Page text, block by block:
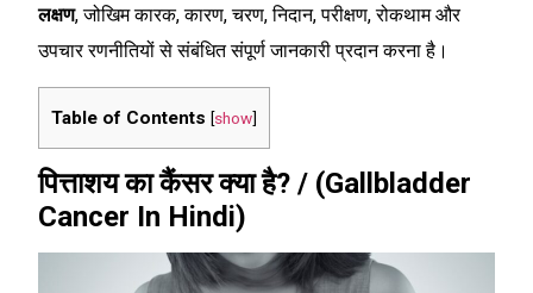
लक्षण, जोखिम कारक, कारण, चरण, निदान, परीक्षण, रोकथाम और
उपचार रणनीतियों से संबंधित संपूर्ण जानकारी प्रदान करना है।
Table of Contents [show]
पित्ताशय का कैंसर क्या है? / (Gallbladder
Cancer In Hindi)